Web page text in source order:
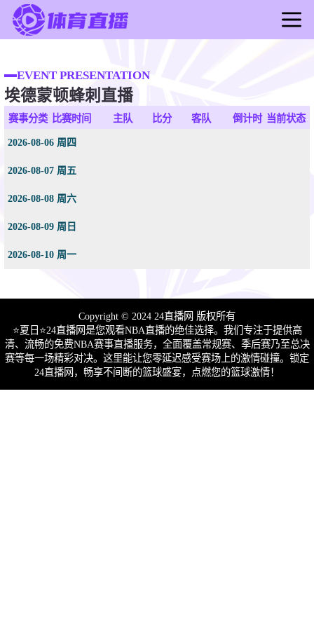
足球直播
篮球直播
足球录像
篮球新闻
EVENT PRESENTATION
埃德蒙顿蜂刺直播
赛事分类 比赛时间 主队 比分 客队 倒计时 当前状态
2026-08-06 周四
2026-08-07 周五
2026-08-08 周六
2026-08-09 周日
2026-08-10 周一
Copyright © 2024 24直播网 版权所有
⭐️夏日⭐24直播网是您观看NBA直播的绝佳选择。我们专注于提供高
清、流畅的免费NBA赛事直播服务，全面覆盖常规赛、季后赛乃至总决
赛等每一场精彩对决。这里能让您零延迟感受赛场上的激情碰撞。锁定
24直播网，畅享不间断的篮球盛宴，点燃您的篮球激情！